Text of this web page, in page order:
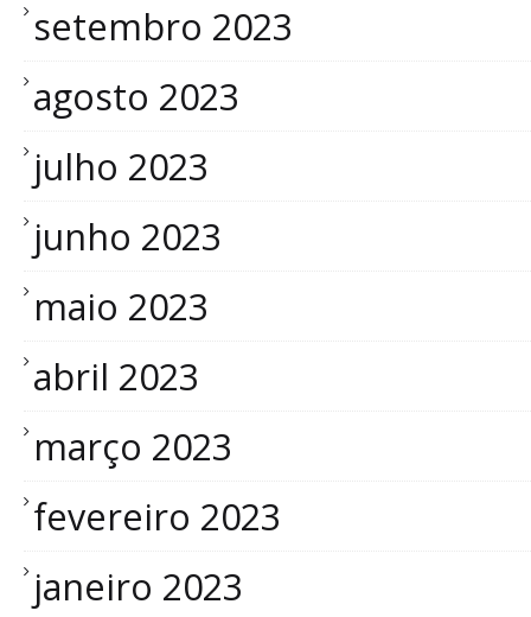
setembro 2023
agosto 2023
julho 2023
junho 2023
maio 2023
abril 2023
março 2023
fevereiro 2023
janeiro 2023